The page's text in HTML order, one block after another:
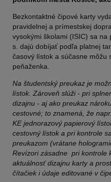
Bezkontaktné čipové karty
pravidelnej a prímestskej
vysokými školami (ISIC) sa na
s. dajú dobíjať podľa platnej
časový lístok a súčasne môžu
peňaženka.
Na študentský preukaz je
lístok. Zároveň slúži - pri
dizajnu - aj ako preukaz
cestovné; to znamená, že
KE jednorazový papierový
cestovný lístok a pri kontrole
preukazom (vrátane
Revízori zásadne pri kontrole
aktuálnosť dizajnu karty a
čítačiek i údaje editované v